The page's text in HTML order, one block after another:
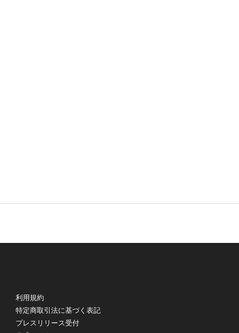
利用規約
特定商取引法に基づく表記
プレスリリース受付